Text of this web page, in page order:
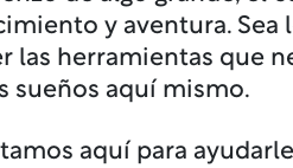
y aventura. Sea
las herramientas que
sueños aquí mismo.
aquí para